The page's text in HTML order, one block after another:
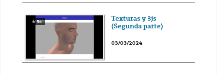
6' 56''
Texturas y 3js
(Segunda parte)
03/03/2024